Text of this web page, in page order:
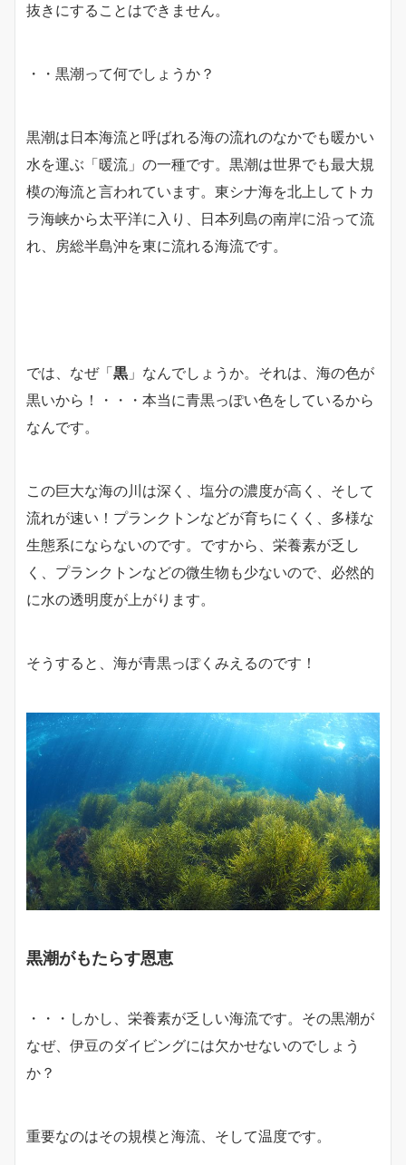
抜きにすることはできません。
・・黒潮って何でしょうか？
黒潮は日本海流と呼ばれる海の流れのなかでも暖かい
水を運ぶ「暖流」の一種です。黒潮は世界でも最大規
模の海流と言われています。東シナ海を北上してトカ
ラ海峡から太平洋に入り、日本列島の南岸に沿って流
れ、房総半島沖を東に流れる海流です。
では、なぜ「黒 」なんでしょうか。それは、海の色が
黒いから！・・・本当に青黒っぽい色をしているから
なんです。
この巨大な海の川は深く、塩分の濃度が高く、そして
流れが速い！プランクトンなどが育ちにくく、多様な
生態系にならないのです。ですから、栄養素が乏し
く、プランクトンなどの微生物も少ないので、必然的
に水の透明度が上がります。
そうすると、海が青黒っぽくみえるのです！
黒潮がもたらす恩恵
・・・しかし、栄養素が乏しい海流です。その黒潮が
なぜ、伊豆のダイビングには欠かせないのでしょう
か？
重要なのはその規模と海流、そして温度です。